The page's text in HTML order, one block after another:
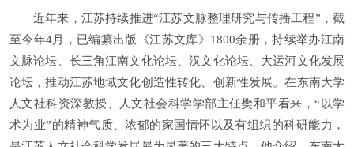
近年来，江苏持续推进“江苏文脉整理研究与传播工程”，截
至今年4月，已编纂出版《江苏文库》1800余册，持续举办江南
文脉论坛、长三角江南文化论坛、汉文化论坛、大运河文化发展
论坛，推动江苏地域文化创造性转化、创新性发展。在东南大学
人文社科资深教授、人文社会科学学部主任樊和平看来，“以学
术为业”的精神气质、浓郁的家国情怀以及有组织的科研能力，